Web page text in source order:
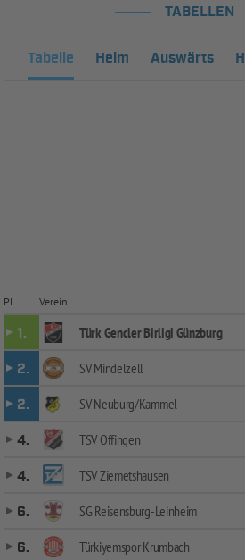
TABELLEN
Tabelle Heim Auswärts
Pl. Verein
1. Türk Gencler Birligi Günzburg
2.
SV Mindelzell
2.
SV Neuburg/Kammel
4.
TSV Offingen
4.
TSV Ziemetshausen
6.
SG Reisensburg-Leinheim
6.
Türkiyemspor Krumbach